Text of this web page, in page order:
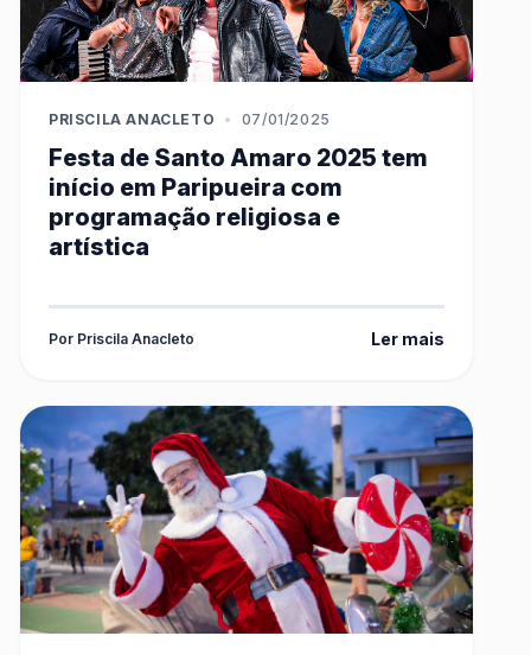
PRISCILA ANACLETO • 07/01/2025
Festa de Santo Amaro 2025 tem
início em Paripueira com
programação religiosa e
artística
Por Priscila Anacleto Ler mais